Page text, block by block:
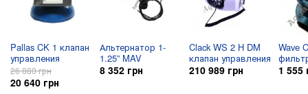
Pallas CK 1 клапан
управления
26 880 грн
20 640 грн
Альтернатор 1-
1.25” MAV
8 352 грн
Clack WS 2 H DM
клапан управления
210 989 грн
Wave
1 555